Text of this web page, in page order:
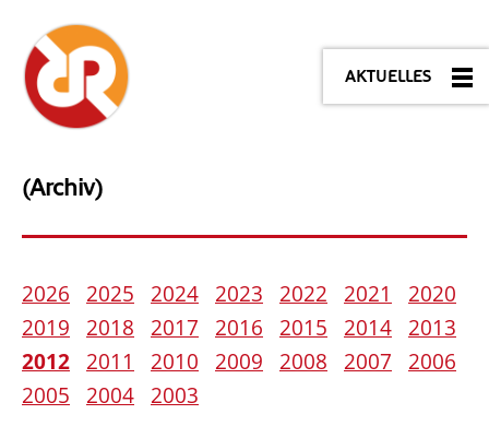
AKTUELLES
(Archiv)
2026 2025 2024 2023 2022 2021
2020
2019
2018 2017 2016 2015 2014
2013
2012
2011 2010 2009 2008 2007
2006
2005
2004
2003